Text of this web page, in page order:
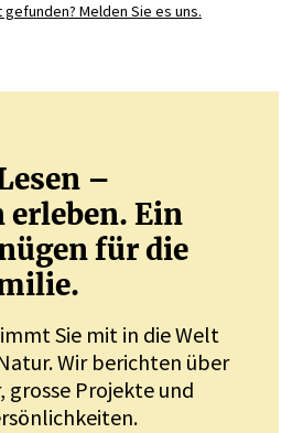
gefunden? Melden Sie es uns.
–
erleben. Ein
für die
Sie mit in die Welt
Wir berichten über
grosse Projekte und